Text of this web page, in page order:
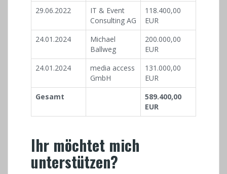
29.06.2022
IT & Event
Consulting AG
118.400,00
EUR
24.01.2024
Michael
Ballweg
200.000,00
EUR
24.01.2024
media access
GmbH
131.000,00
EUR
Gesamt
589.400,00
EUR
Ihr möchtet mich
unterstützen?